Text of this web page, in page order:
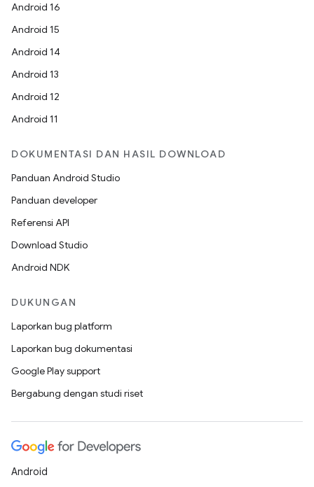
Android 16
Android 15
Android 14
Android 13
Android 12
Android 11
DOKUMENTASI DAN HASIL DOWNLOAD
Panduan Android Studio
Panduan developer
Referensi API
Download Studio
Android NDK
DUKUNGAN
Laporkan bug platform
Laporkan bug dokumentasi
Google Play support
Bergabung dengan studi riset
Android